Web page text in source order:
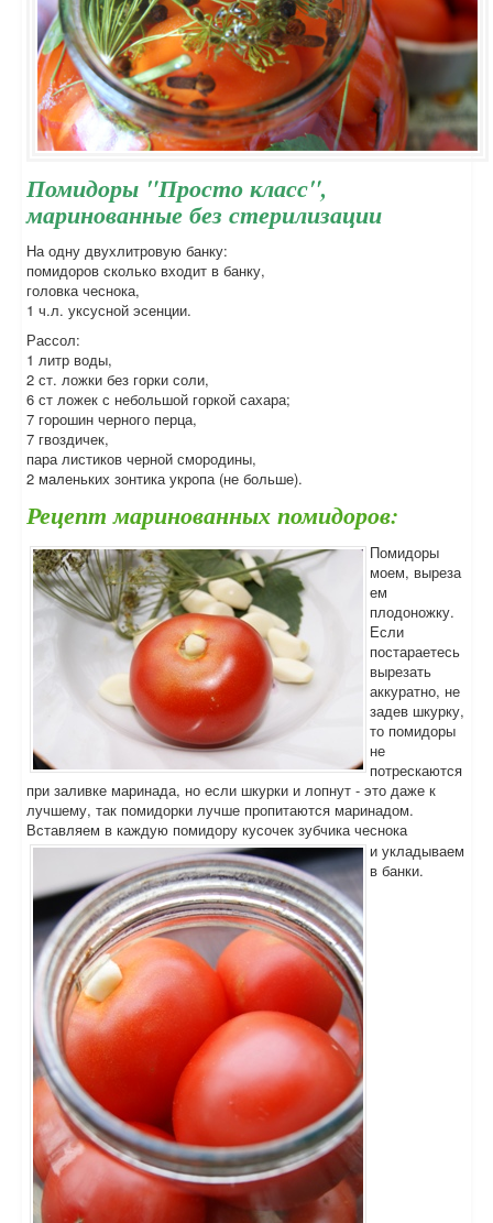
Помидоры "Просто класс",
маринованные без стерилизации
На одну двухлитровую банку:
помидоров сколько входит в банку,
головка чеснока,
1 ч.л. уксусной эсенции.
Рассол:
1 литр воды,
2 ст. ложки без горки соли,
6 ст ложек с небольшой горкой сахара;
7 горошин черного перца,
7 гвоздичек,
пара листиков черной смородины,
2 маленьких зонтика укропа (не больше).
Рецепт маринованных помидоров:
Помидоры
моем, выреза
ем
плодоножку.
Если
постараетесь
вырезать
аккуратно, не
задев шкурку,
то помидоры
не
потрескаются
при заливке маринада, но если шкурки и лопнут - это даже к
лучшему, так помидорки лучше пропитаются маринадом.
Вставляем в каждую помидору кусочек зубчика чеснока
и укладываем
в банки.